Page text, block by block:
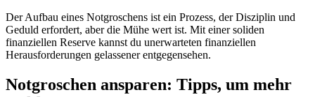
Der Aufbau eines Notgroschens ist ein Prozess, der Disziplin und
Geduld erfordert, aber die Mühe wert ist. Mit einer soliden
finanziellen Reserve kannst du unerwarteten finanziellen
Herausforderungen gelassener entgegensehen.
Notgroschen ansparen: Tipps, um mehr